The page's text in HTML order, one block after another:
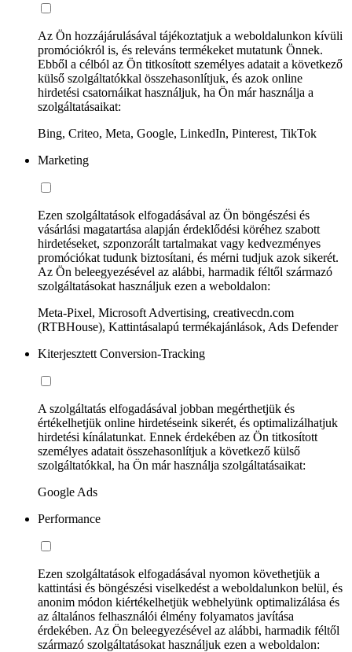
Az Ön hozzájárulásával tájékoztatjuk a weboldalunkon kívüli
promóciókról is, és releváns termékeket mutatunk Önnek.
Ebből a célból az Ön titkosított személyes adatait a következő
külső szolgáltatókkal összehasonlítjuk, és azok online
hirdetési csatornáikat használjuk, ha Ön már használja a
szolgáltatásaikat:
Bing, Criteo, Meta, Google, LinkedIn, Pinterest, TikTok
Marketing
Ezen szolgáltatások elfogadásával az Ön böngészési és
vásárlási magatartása alapján érdeklődési köréhez szabott
hirdetéseket, szponzorált tartalmakat vagy kedvezményes
promóciókat tudunk biztosítani, és mérni tudjuk azok sikerét.
Az Ön beleegyezésével az alábbi, harmadik féltől származó
szolgáltatásokat használjuk ezen a weboldalon:
Meta-Pixel, Microsoft Advertising, creativecdn.com
(RTBHouse), Kattintásalapú termékajánlások, Ads Defender
Kiterjesztett Conversion-Tracking
A szolgáltatás elfogadásával jobban megérthetjük és
értékelhetjük online hirdetéseink sikerét, és optimalizálhatjuk
hirdetési kínálatunkat. Ennek érdekében az Ön titkosított
személyes adatait összehasonlítjuk a következő külső
szolgáltatókkal, ha Ön már használja szolgáltatásaikat:
Google Ads
Performance
Ezen szolgáltatások elfogadásával nyomon követhetjük a
kattintási és böngészési viselkedést a weboldalunkon belül, és
anonim módon kiértékelhetjük webhelyünk optimalizálása és
az általános felhasználói élmény folyamatos javítása
érdekében. Az Ön beleegyezésével az alábbi, harmadik féltől
származó szolgáltatásokat használjuk ezen a weboldalon: